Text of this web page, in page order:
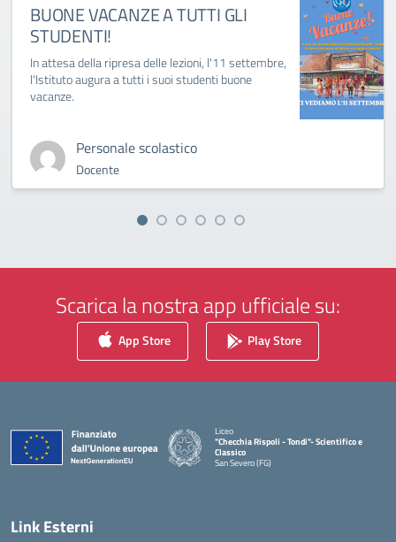
BUONE VACANZE A TUTTI GLI
STUDENTI!
In attesa della ripresa delle lezioni, l'11 settembre,
l'Istituto augura a tutti i suoi studenti buone
vacanze.
Personale scolastico
Docente
Scarica la nostra app ufficiale su:
App Store Play Store
Liceo
"Checchia Rispoli - Tondi"- Scientifico e
Classico
San Severo (FG)
Link Esterni